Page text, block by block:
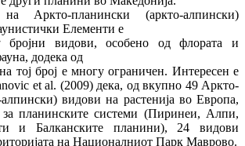
Аркто‐планински (аркто‐алпински)
Елементи е
бројни видови, особено од флората и
додека од
тој број е многу ограничен. Интересен е
et al. (2009) дека, од вкупно 49 Аркто‐
видови на растенија во Европа,
за планинските системи (Пиринеи, Алпи,
и Балканските планини), 24 видови
на Националниот Парк Маврово.